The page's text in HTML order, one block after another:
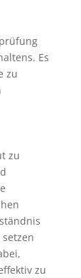
Es
zu
zu
zu